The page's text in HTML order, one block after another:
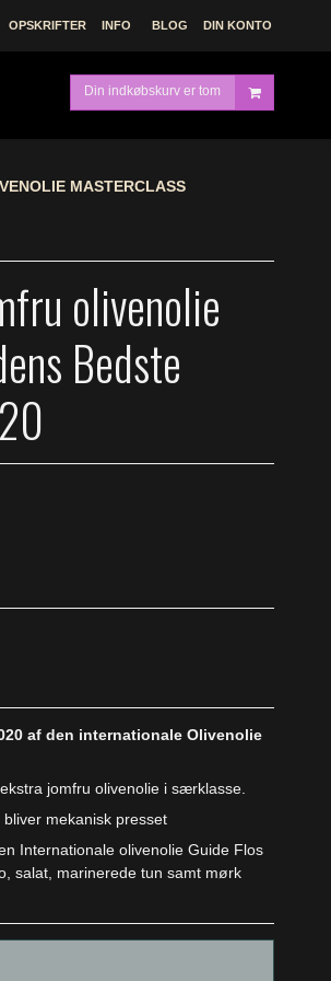
OPSKRIFTER INFO BLOG DIN KONTO
Din indkøbskurv er tom
MASTERCLASS
olivenolie
Bedste
af den internationale Olivenolie
jomfru olivenolie i særklasse.
mekanisk presset
Internationale olivenolie Guide Flos
salat, marinerede tun samt mørk